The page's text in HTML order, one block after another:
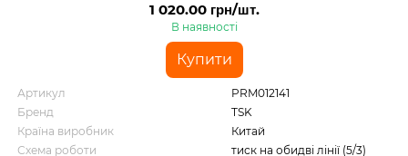
1 020.00 грн/шт.
В наявності
Купити
Артикул
PRM012141
Бренд
TSK
Країна виробник
Китай
Схема роботи
тиск на обидві лінії (5/3)